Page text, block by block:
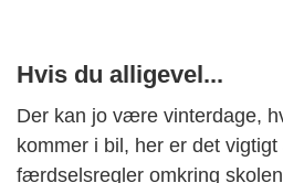
Hvis du alligevel...
Der kan jo være vinterdage,
kommer i bil, her er det
færdselsregler omkring